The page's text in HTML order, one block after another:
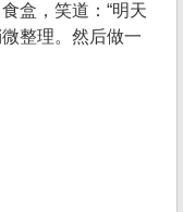
盒，笑道：“明天
整理。然后做一